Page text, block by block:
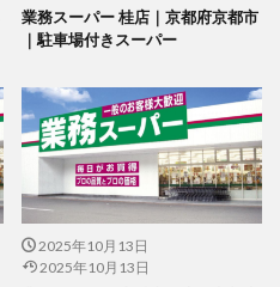
業務スーパー 桂店｜京都府京都市
｜駐車場付きスーパー
2025年10月13日
2025年10月13日